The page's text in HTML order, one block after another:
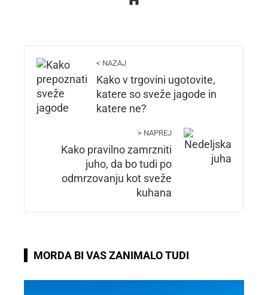
< NAZAJ
Kako v trgovini ugotovite,
katere so sveže jagode in
katere ne?
> NAPREJ
Kako pravilno zamrzniti
juho, da bo tudi po
odmrzovanju kot sveže
kuhana
MORDA BI VAS ZANIMALO TUDI